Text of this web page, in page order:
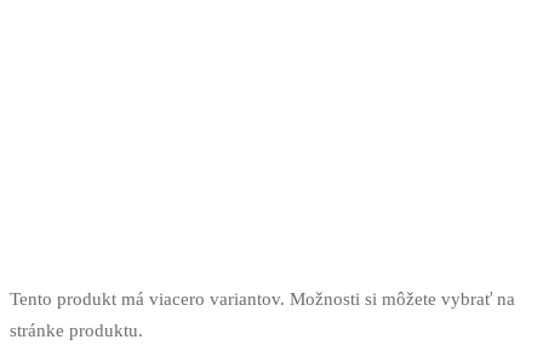
Tento produkt má viacero variantov. Možnosti si môžete vybrať na
stránke produktu.